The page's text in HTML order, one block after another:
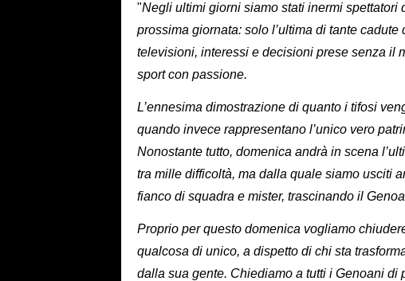
"Negli ultimi giorni siamo stati inermi spettatori
prossima giornata: solo l’ultima di tante
televisioni, interessi e decisioni prese senza il
sport con passione.
L’ennesima dimostrazione di quanto i tifosi
quando invece rappresentano l’unico vero
Nonostante tutto, domenica andrà in scena
tra mille difficoltà, ma dalla quale siamo usciti
fianco di squadra e mister, trascinando il
Proprio per questo domenica vogliamo
qualcosa di unico, a dispetto di chi sta
dalla sua gente. Chiediamo a tutti i Genoani